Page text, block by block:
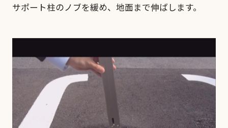
サポート柱のノブを緩め、地面まで伸ばします。